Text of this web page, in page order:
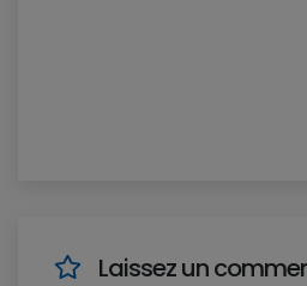
Laissez un